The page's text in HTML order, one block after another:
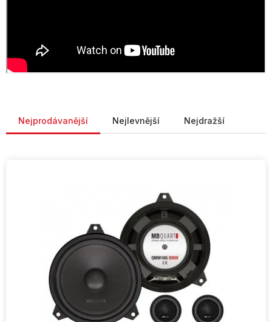
Nejprodávanější Nejlevnější Nejdražší